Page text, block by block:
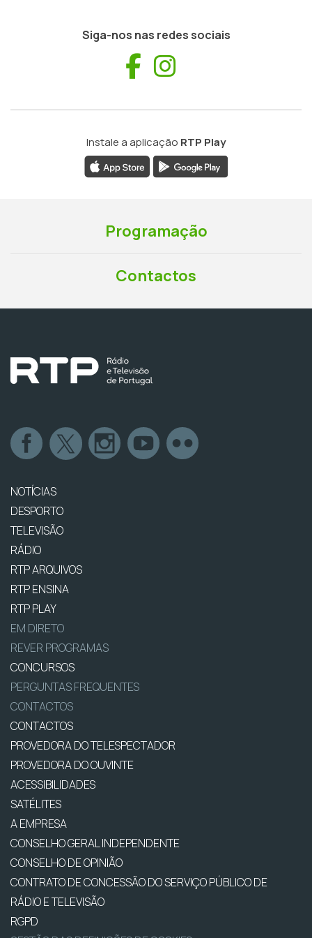
Siga-nos nas redes sociais
Facebook
Instale a aplicação RTP Play
Programação
Contactos
NOTÍCIAS
DESPORTO
TELEVISÃO
RÁDIO
RTP ARQUIVOS
RTP ENSINA
RTP PLAY
EM DIRETO
REVER PROGRAMAS
CONCURSOS
PERGUNTAS FREQUENTES
CONTACTOS
CONTACTOS
PROVEDORA DO TELESPECTADOR
PROVEDORA DO OUVINTE
ACESSIBILIDADES
SATÉLITES
A EMPRESA
CONSELHO GERAL INDEPENDENTE
CONSELHO DE OPINIÃO
CONTRATO DE CONCESSÃO DO SERVIÇO PÚBLICO DE
RÁDIO E TELEVISÃO
RGPD